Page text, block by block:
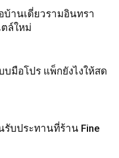
บ้านเดี่ยวรามอินทรา
ล์ใหม่
บมือโปร แพ็กยังไงให้สด
รับประทานที่ร้าน Fine